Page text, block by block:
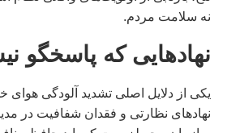
نه سلامت مردم.
نهادهایی که پاسخگو
یکی از دلایل اصلی تشدید آلودگی
نهادهای نظارتی و فقدان شفافیت در